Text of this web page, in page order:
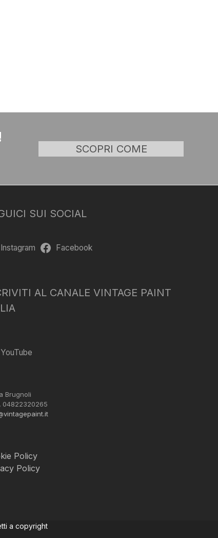
SCOPRI COME
SUI SOCIAL
Instagram Facebook
AL CANALE VINTAGE PAINT
YouTube
Brugnoli
04822320265
Policy
Policy
a copyright